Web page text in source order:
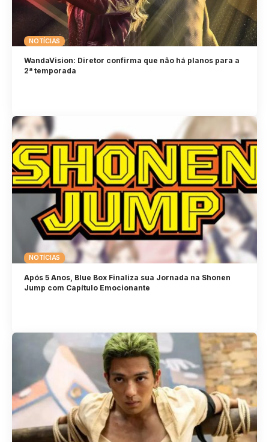
NOTÍCIAS
WandaVision: Diretor confirma que não há planos para a
2ª temporada
NOTÍCIAS
Após 5 Anos, Blue Box Finaliza sua Jornada na Shonen
Jump com Capítulo Emocionante